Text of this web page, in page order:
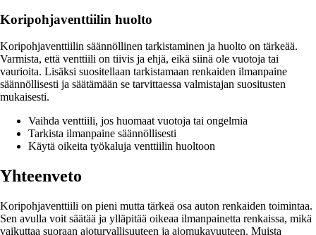
Koripohjaventtiilin huolto
Koripohjaventtiilin säännöllinen tarkistaminen ja huolto on tärkeää.
Varmista, että venttiili on tiivis ja ehjä, eikä siinä ole vuotoja tai
vaurioita. Lisäksi suositellaan tarkistamaan renkaiden ilmanpaine
säännöllisesti ja säätämään se tarvittaessa valmistajan suositusten
mukaisesti.
Vaihda venttiili, jos huomaat vuotoja tai ongelmia
Tarkista ilmanpaine säännöllisesti
Käytä oikeita työkaluja venttiilin huoltoon
Yhteenveto
Koripohjaventtiili on pieni mutta tärkeä osa auton renkaiden toimintaa.
Sen avulla voit säätää ja ylläpitää oikeaa ilmanpainetta renkaissa, mikä
vaikuttaa suoraan ajoturvallisuuteen ja ajomukavuuteen. Muista